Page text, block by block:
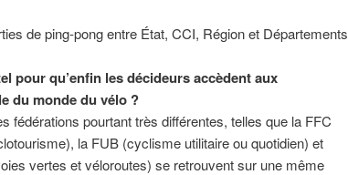
de ping-pong entre État, CCI, Région et Départements
pour qu’enfin les décideurs accèdent aux
du monde du vélo ?
fédérations pourtant très différentes, telles que la FFC
la FUB (cyclisme utilitaire ou quotidien) et
vertes et véloroutes) se retrouvent sur une même